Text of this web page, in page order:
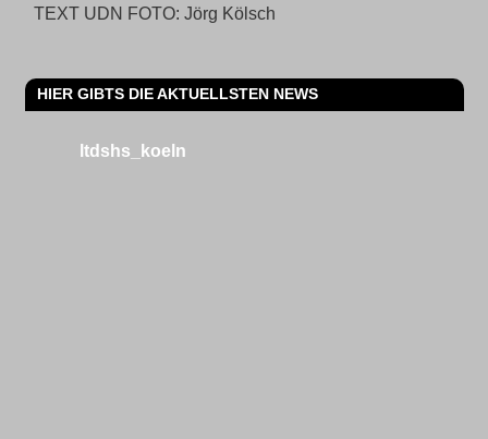
TEXT UDN FOTO: Jörg Kölsch
HIER GIBTS DIE AKTUELLSTEN NEWS
ltdshs_koeln